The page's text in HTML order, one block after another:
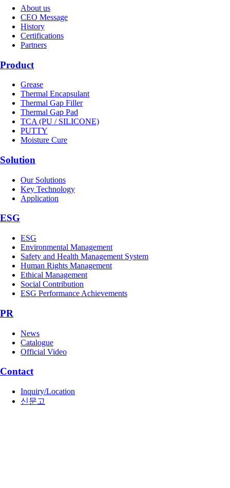
About us
CEO Message
History
Certifications
Partners
Product
Grease
Thermal Encapsulant
Thermal Gap Filler
Thermal Gap Pad
TCA (PU / SILICONE)
PUTTY
Moisture Cure
Solution
Our Solutions
Key Technology
Application
ESG
ESG
Environmental Management
Safety and Health Management System
Human Rights Management
Ethical Management
Social Contribution
ESG Performance Achievements
PR
News
Catalogue
Official Video
Contact
Inquiry/Location
신문고